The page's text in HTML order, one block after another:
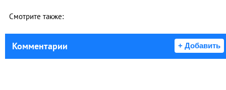
Смотрите также:
Комментарии + Добавить